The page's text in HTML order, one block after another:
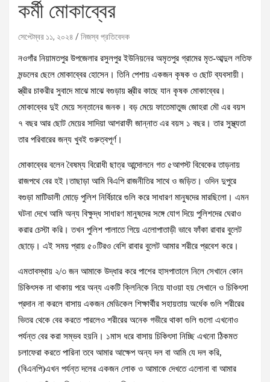
কর্মী মোকাব্বের
সেপ্টেম্বর ১১, ২০২৪ নিজস্ব প্রতিবেদক
নওগাঁর নিয়ামতপুর উপজেলার রসুলপুর ইউনিয়নের অমৃতপুর গ্রামের মৃত-আব্দুল লতিফ
মন্ডলের ছেলে মোকাব্বের হোসেন। তিনি পেশায় একজন কৃষক ও ছোট ব্যবসায়ী।
স্ত্রীর চাকরীর সুবাদে মাঝে মাঝে বগুড়ায় স্ত্রীর কাছে যান কৃষক মোকাব্বের।
মোকাব্বের দুই মেয়ে সন্তানের জনক। বড় মেয়ে ফাতেমাতুজ জোহরা মৌ এর বয়স
৭ বছর আর ছোট মেয়ের সাদিয়া আশরাফী জান্নাত এর বয়স ১ বছর। তার সুস্থ্যতা
তার পরিবারের জন্য খুবই গুরুত্বপূর্ণ।
মোকাব্বের বলেন বৈষম্য বিরোধী ছাত্র আন্দোলনে গত ৫আগস্ট বিবেকের তাড়নায়
রাজপথে বের হই।তাছাড়া আমি বিএপি রাজনীতির সাথে ও জড়িত। ওদিন দুপুরে
বগুড়া মাটিডালী মোড়ে পুলিশ নির্বিচারে গুলি করে সাধারণ মানুষদের মারছিলো। এমন
ঘটনা দেখে আমি অন্য বিক্ষুদ্ধ সাধারণ মানুষদের সঙ্গে যোগ দিয়ে পুলিশদের ঘেরাও
করার চেস্টা করি। তখন পুলিশ পালাতে গিয়ে এলোপাতাড়ী ভাবে ফাঁকা রাবার বুলেট
ছোড়ে। এই সময় প্রায় ৫০টিরও বেশি রাবার বুলেট আমার শরীরে প্রবেশ করে।
এমতাবস্থায় ২/৩ জন আমাকে উদ্ধার করে পাশের হাসপাতালে নিলে সেখানে কোন
চিকিৎসক না থাকায় পরে অন্য একটি ক্লিনিকে নিয়ে যাওয়া হয় সেখানে ও চিকিৎসা
প্রদান না করলে বাসায় একজন মেডিকেল শিক্ষার্থীর সহায়তায় অর্ধেক গুলি শরীরের
ভিতর থেকে বের করতে পারলেও শরীরের অনেক গভীরে থাকা গুলি গুলো এখনোও
পর্যন্ত বের করা সম্ভব হয়নি। ১মাস ধরে বাসায় চিকিৎসা নিচ্ছি এখনো ঠিকমত
চলাফেরা করতে পারিনা তবে আমার আক্ষেপ অন্য দল বা আমি যে দল করি,
(বিএনপি)এখন পর্যন্ত দলের একজন লোক ও আমাকে দেখতে এলোনা বা আমার